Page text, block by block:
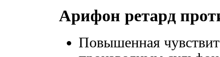
Арифон ретард
Повышенная